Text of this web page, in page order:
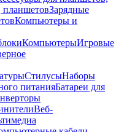
планшетовЗарядные
Компьютеры и
КомпьютерыИгровые
СтилусыНаборы
питанияБатареи для
Веб-